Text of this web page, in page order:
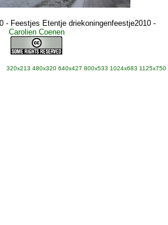
- Feestjes Etentje driekoningenfeestje2010-
Carolien Coenen
320x213 480x320 640x427 800x533 1024x683 1125x750